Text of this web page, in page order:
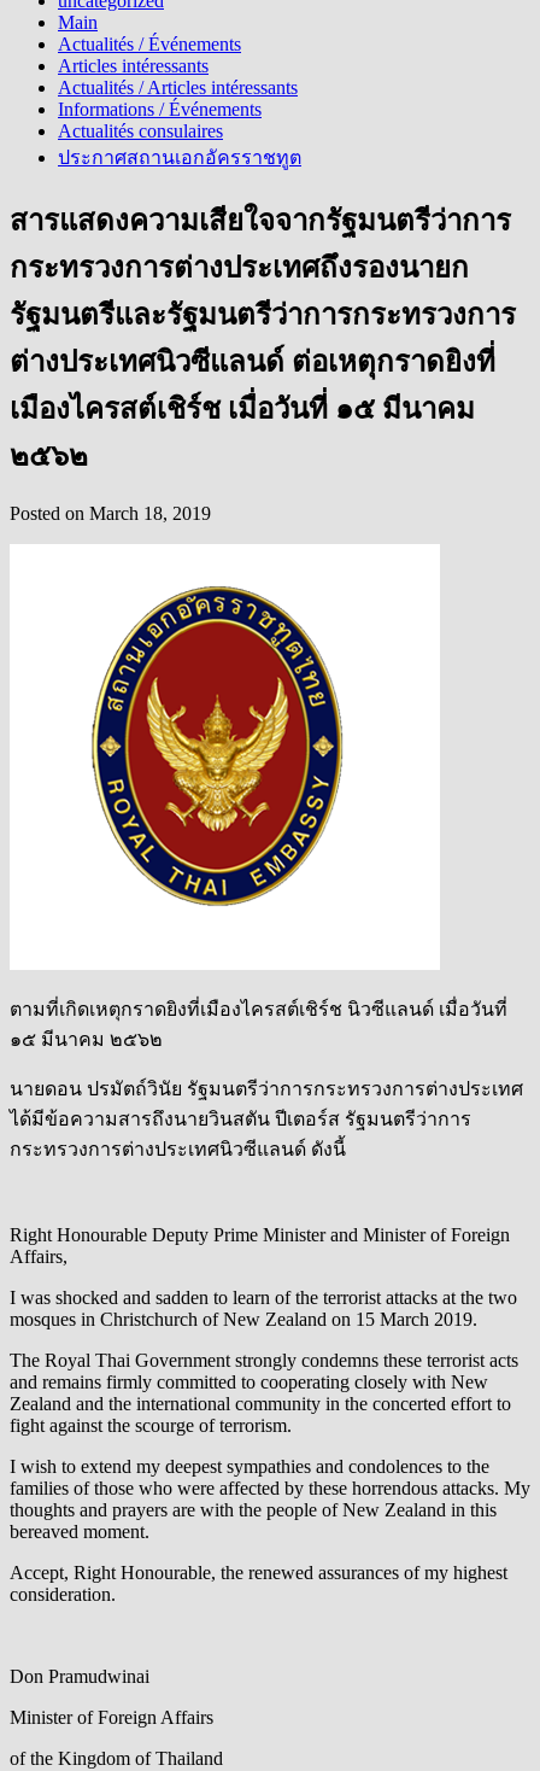
Main
Actualités / Événements
Articles intéressants
Actualités / Articles intéressants
Informations / Événements
Actualités consulaires
ประกาศสถานเอกอัครราชทูต
สารแสดงความเสียใจจากรัฐมนตรีว่าการ
กระทรวงการต่างประเทศถึงรองนายก
รัฐมนตรีและรัฐมนตรีว่าการกระทรวงการ
ต่างประเทศนิวซีแลนด์ ต่อเหตุกราดยิงที่
เมืองไครสต์เชิร์ช เมื่อวันที่ ๑๕ มีนาคม
๒๕๖๒
Posted on March 18, 2019
ตามที่เกิดเหตุกราดยิงที่เมืองไครสต์เชิร์ช นิวซีแลนด์ เมื่อวันที่
๑๕ มีนาคม ๒๕๖๒
นายดอน ปรมัตถ์วินัย รัฐมนตรีว่าการกระทรวงการต่างประเทศ
ได้มีข้อความสารถึงนายวินสตัน ปีเตอร์ส รัฐมนตรีว่าการ
กระทรวงการต่างประเทศนิวซีแลนด์ ดังนี้
Right Honourable Deputy Prime Minister and Minister of Foreign
Affairs,
I was shocked and sadden to learn of the terrorist attacks at the two
mosques in Christchurch of New Zealand on 15 March 2019.
The Royal Thai Government strongly condemns these terrorist acts
and remains firmly committed to cooperating closely with New
Zealand and the international community in the concerted effort to
fight against the scourge of terrorism.
I wish to extend my deepest sympathies and condolences to the
families of those who were affected by these horrendous attacks. My
thoughts and prayers are with the people of New Zealand in this
bereaved moment.
Accept, Right Honourable, the renewed assurances of my highest
consideration.
Don Pramudwinai
Minister of Foreign Affairs
of the Kingdom of Thailand